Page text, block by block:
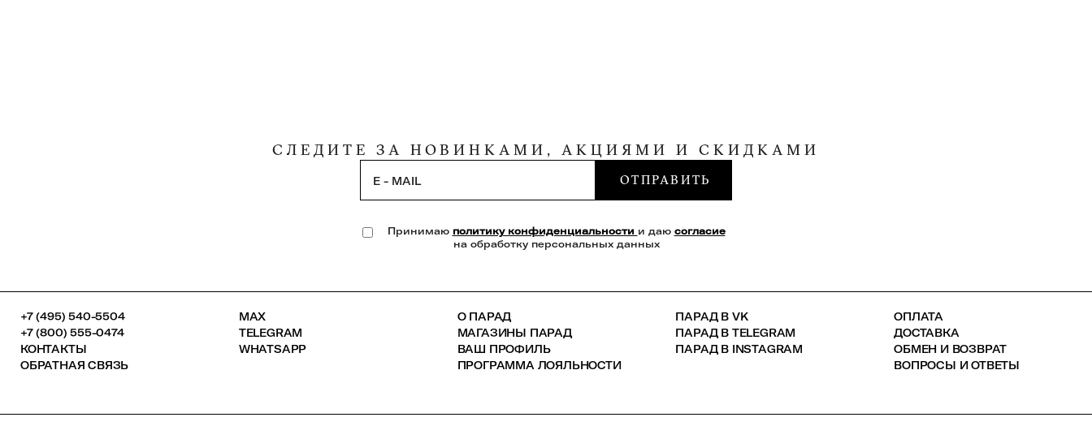
СЛЕДИТЕ ЗА НОВИНКАМИ, АКЦИЯМИ И СКИДКАМИ
E - MAIL ОТПРАВИТЬ
Принимаю политику конфиденциальности и даю согласие
на обработку персональных данных
+7 (495) 540-5504
+7 (800) 555-0474
КОНТАКТЫ
ОБРАТНАЯ СВЯЗЬ
MAX
TELEGRAM
WHATSAPP
О ПАРАД
МАГАЗИНЫ ПАРАД
ВАШ ПРОФИЛЬ
ПРОГРАММА ЛОЯЛЬНОСТИ
ПАРАД В VK
ПАРАД В TELEGRAM
ПАРАД В INSTAGRAM
ОПЛАТА
ДОСТАВКА
ОБМЕН И ВОЗВРАТ
ВОПРОСЫ И ОТВЕТЫ